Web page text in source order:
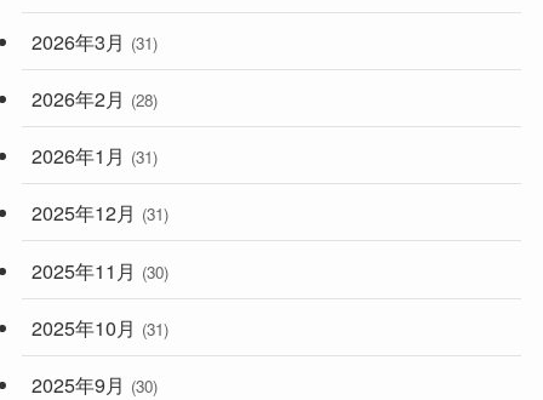
2026年3月 (31)
2026年2月 (28)
2026年1月 (31)
2025年12月 (31)
2025年11月 (30)
2025年10月 (31)
2025年9月 (30)